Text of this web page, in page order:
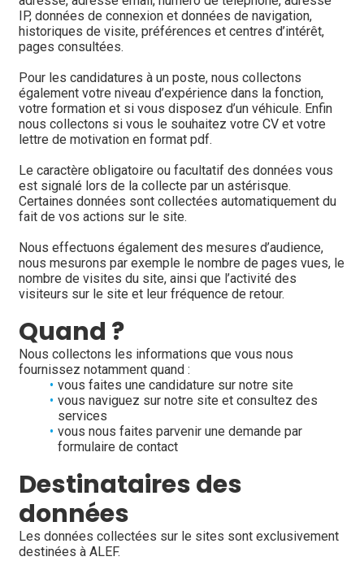
IP, données de connexion et données de navigation,
historiques de visite, préférences et centres d’intérêt,
pages consultées.
Pour les candidatures à un poste, nous collectons
également votre niveau d’expérience dans la fonction,
votre formation et si vous disposez d’un véhicule. Enfin
nous collectons si vous le souhaitez votre CV et votre
lettre de motivation en format pdf.
Le caractère obligatoire ou facultatif des données vous
est signalé lors de la collecte par un astérisque.
Certaines données sont collectées automatiquement du
fait de vos actions sur le site.
Nous effectuons également des mesures d’audience,
nous mesurons par exemple le nombre de pages vues, le
nombre de visites du site, ainsi que l’activité des
visiteurs sur le site et leur fréquence de retour.
Quand ?
Nous collectons les informations que vous nous
fournissez notamment quand :
vous faites une candidature sur notre site
vous naviguez sur notre site et consultez des
services
vous nous faites parvenir une demande par
formulaire de contact
Destinataires des
données
Les données collectées sur le sites sont exclusivement
destinées à ALEF.